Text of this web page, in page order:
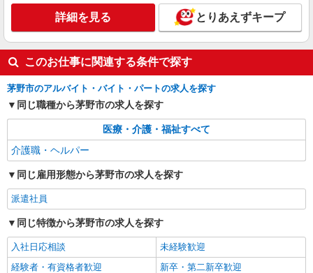
派遣社員
株式会社kotrio /●MT-H-1815927
[ 綺麗 ]高級シニアマンションで生活ケア/見守
りなど/茅野市
時給1500円〜2125円 ＜日払い有/週払い有/交
通費全支給(ガソリン代含む)＞
茅野市ほか 周辺エリア多数
詳細を見る
株式会社kotrio /●MT-H-2067094
茅野市≫家庭的でこぢんまりしたグルホ＊家事
時給1500円〜2125円 ＜日払い有/週払い有/交
茅野市ほか 周辺エリア多数
詳細を見る とりあえずキープ
このお仕事に関連する条件で探す
茅野市のアルバイト・バイト・パートの求人を探す
同じ職種から茅野市の求人を探す
医療・介護・福祉すべて
介護職・ヘルパー
同じ雇用形態から茅野市の求人を探す
派遣社員
同じ特徴から茅野市の求人を探す
入社日応相談
未経験歓迎
経験者・有資格者歓迎
新卒・第二新卒歓迎